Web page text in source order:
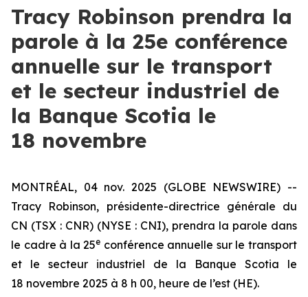
Tracy Robinson prendra la
parole à la 25e conférence
annuelle sur le transport
et le secteur industriel de
la Banque Scotia le
18 novembre
MONTRÉAL, 04 nov. 2025 (GLOBE NEWSWIRE) --
Tracy Robinson, présidente-directrice générale du
CN (TSX : CNR) (NYSE : CNI), prendra la parole dans
le cadre à la 25e conférence annuelle sur le transport
et le secteur industriel de la Banque Scotia le
18 novembre 2025 à 8 h 00, heure de l’est (HE).